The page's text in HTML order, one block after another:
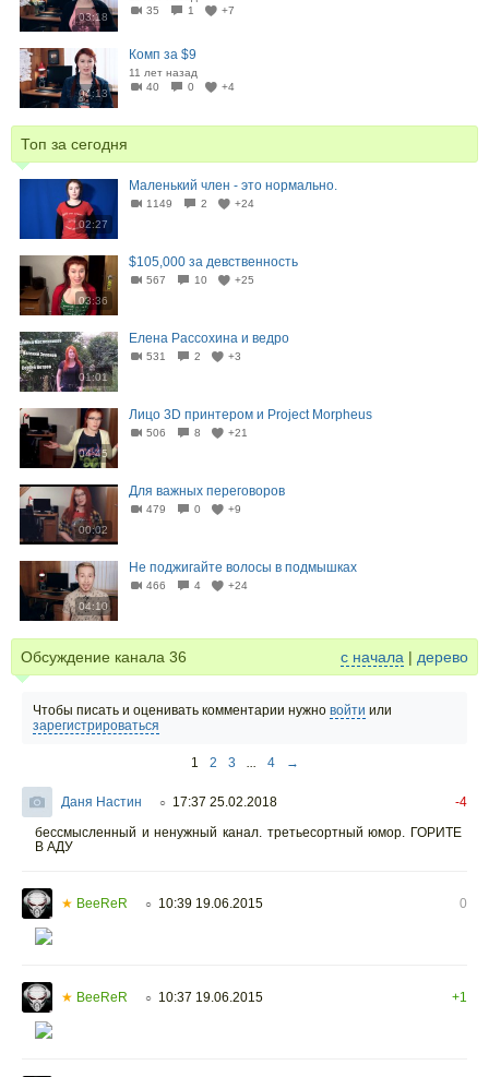
03:18
35
1 +7
04:13
Комп за $9
11 лет назад
40
0 +4
Топ за сегодня
02:27
Маленький член - это нормально.
1149 2 +24
03:36
$105,000 за девственность
567 10 +25
01:01
Елена Рассохина и ведро
531 2 +3
04:45
Лицо 3D принтером и Project Morpheus
506 8 +21
00:02
Для важных переговоров
479 0 +9
04:10
Не поджигайте волосы в подмышках
466 4 +24
Обсуждение канала 36 с начала | дерево
Чтобы писать и оценивать комментарии нужно войти или
зарегистрироваться
1 2 3 ... 4 →
Даня Настин ○ 17:37 25.02.2018
-4
бессмысленный и ненужный канал. третьесортный юмор. ГОРИТЕ
В АДУ
★ BeeReR ○ 10:39 19.06.2015 0
★ BeeReR ○ 10:37 19.06.2015 +1